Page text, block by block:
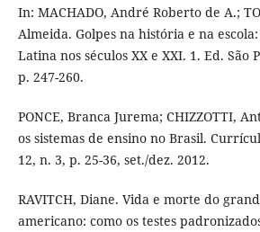
In: MACHADO, André Roberto de A.;
Almeida. Golpes na história e na
Latina nos séculos XX e XXI. 1. Ed. São
p. 247-260.
PONCE, Branca Jurema; CHIZZOTTI,
os sistemas de ensino no Brasil.
12, n. 3, p. 25-36, set./dez. 2012.
RAVITCH, Diane. Vida e morte do
americano: como os testes